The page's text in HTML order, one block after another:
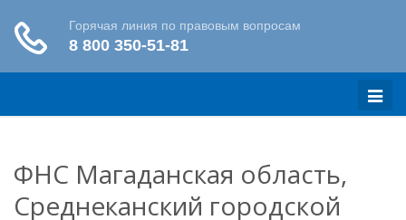
Меню
ФНС Магаданская область,
Среднеканский городской